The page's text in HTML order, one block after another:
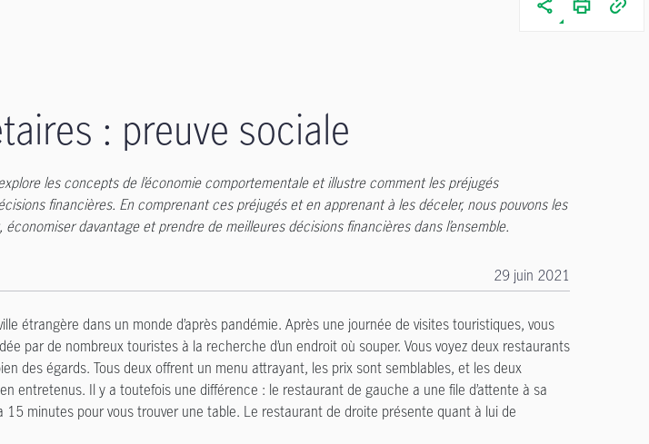
: preuve sociale
les concepts de l’économie comportementale et illustre comment les préjugés
financières. En comprenant ces préjugés et en apprenant à les déceler, nous pouvons les
davantage et prendre de meilleures décisions financières dans l’ensemble.
29 juin 2021
étrangère dans un monde d’après pandémie. Après une journée de visites touristiques, vous
par de nombreux touristes à la recherche d’un endroit où souper. Vous voyez deux restaurants
des égards. Tous deux offrent un menu attrayant, les prix sont semblables, et les deux
entretenus. Il y a toutefois une différence : le restaurant de gauche a une file d’attente à sa
15 minutes pour vous trouver une table. Le restaurant de droite présente quant à lui de